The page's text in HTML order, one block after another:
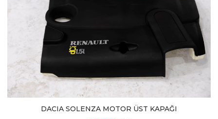
DACIA SOLENZA MOTOR ÜST KAPAĞI